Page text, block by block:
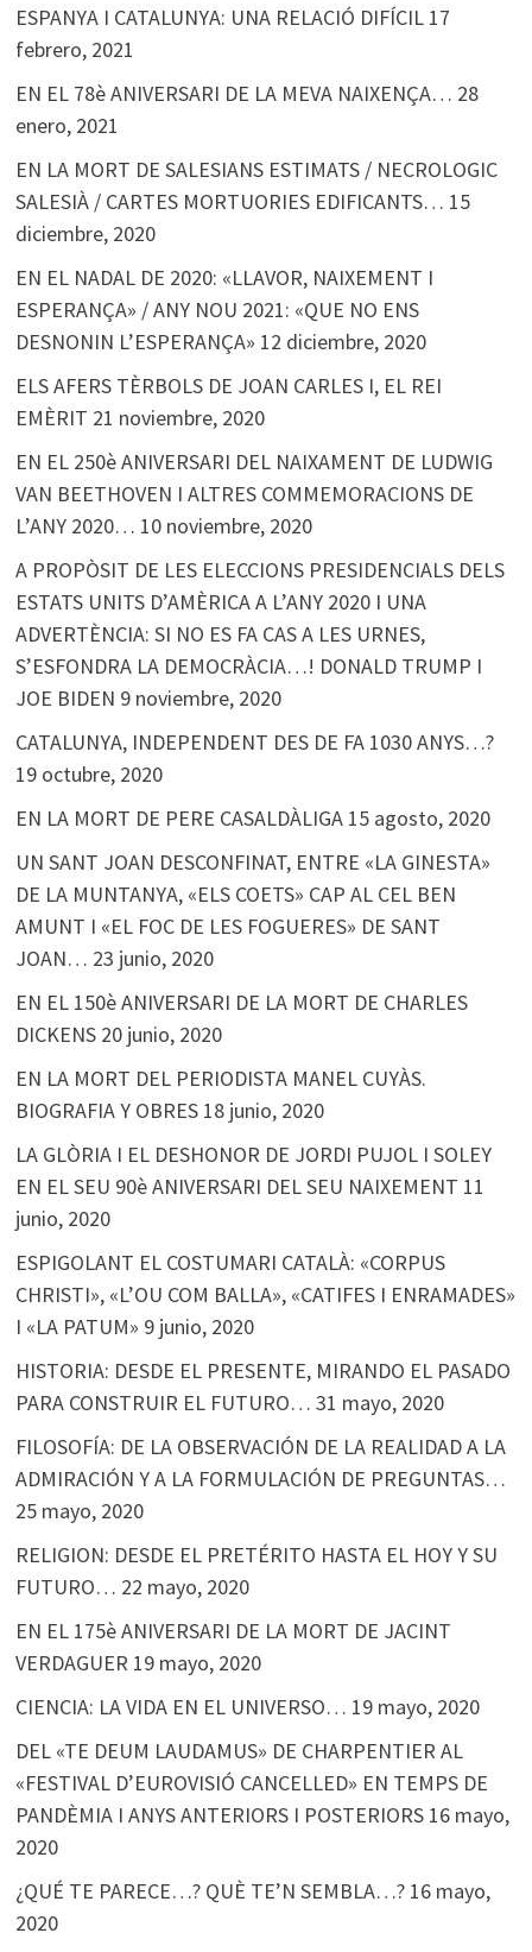
ESPANYA I CATALUNYA: UNA RELACIÓ DIFÍCIL 17
febrero, 2021
EN EL 78è ANIVERSARI DE LA MEVA NAIXENÇA… 28
enero, 2021
EN LA MORT DE SALESIANS ESTIMATS / NECROLOGIC
SALESIÀ / CARTES MORTUORIES EDIFICANTS… 15
diciembre, 2020
EN EL NADAL DE 2020: «LLAVOR, NAIXEMENT I
ESPERANÇA» / ANY NOU 2021: «QUE NO ENS
DESNONIN L’ESPERANÇA» 12 diciembre, 2020
ELS AFERS TÈRBOLS DE JOAN CARLES I, EL REI
EMÈRIT 21 noviembre, 2020
EN EL 250è ANIVERSARI DEL NAIXAMENT DE LUDWIG
VAN BEETHOVEN I ALTRES COMMEMORACIONS DE
L’ANY 2020… 10 noviembre, 2020
A PROPÒSIT DE LES ELECCIONS PRESIDENCIALS DELS
ESTATS UNITS D’AMÈRICA A L’ANY 2020 I UNA
ADVERTÈNCIA: SI NO ES FA CAS A LES URNES,
S’ESFONDRA LA DEMOCRÀCIA…! DONALD TRUMP I
JOE BIDEN 9 noviembre, 2020
CATALUNYA, INDEPENDENT DES DE FA 1030 ANYS…?
19 octubre, 2020
EN LA MORT DE PERE CASALDÀLIGA 15 agosto, 2020
UN SANT JOAN DESCONFINAT, ENTRE «LA GINESTA»
DE LA MUNTANYA, «ELS COETS» CAP AL CEL BEN
AMUNT I «EL FOC DE LES FOGUERES» DE SANT
JOAN… 23 junio, 2020
EN EL 150è ANIVERSARI DE LA MORT DE CHARLES
DICKENS 20 junio, 2020
EN LA MORT DEL PERIODISTA MANEL CUYÀS.
BIOGRAFIA Y OBRES 18 junio, 2020
LA GLÒRIA I EL DESHONOR DE JORDI PUJOL I SOLEY
EN EL SEU 90è ANIVERSARI DEL SEU NAIXEMENT 11
junio, 2020
ESPIGOLANT EL COSTUMARI CATALÀ: «CORPUS
CHRISTI», «L’OU COM BALLA», «CATIFES I ENRAMADES»
I «LA PATUM» 9 junio, 2020
HISTORIA: DESDE EL PRESENTE, MIRANDO EL PASADO
PARA CONSTRUIR EL FUTURO… 31 mayo, 2020
FILOSOFÍA: DE LA OBSERVACIÓN DE LA REALIDAD A LA
ADMIRACIÓN Y A LA FORMULACIÓN DE PREGUNTAS…
25 mayo, 2020
RELIGION: DESDE EL PRETÉRITO HASTA EL HOY Y SU
FUTURO… 22 mayo, 2020
EN EL 175è ANIVERSARI DE LA MORT DE JACINT
VERDAGUER 19 mayo, 2020
CIENCIA: LA VIDA EN EL UNIVERSO… 19 mayo, 2020
DEL «TE DEUM LAUDAMUS» DE CHARPENTIER AL
«FESTIVAL D’EUROVISIÓ CANCELLED» EN TEMPS DE
PANDÈMIA I ANYS ANTERIORS I POSTERIORS 16 mayo,
2020
¿QUÉ TE PARECE…? QUÈ TE’N SEMBLA…? 16 mayo,
2020